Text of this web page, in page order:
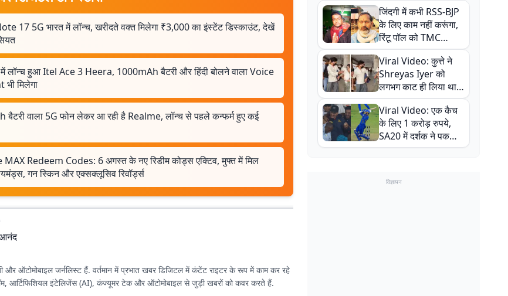
17 5G भारत में लॉन्च, खरीदते वक्त मिलेगा ₹3,000 का इंस्टेंट डिस्काउंट, देखें
लॉन्च हुआ Itel Ace 3 Heera, 1000mAh बैटरी और हिंदी बोलने वाला Voice
मिलेगा
बैटरी वाला 5G फोन लेकर आ रही है Realme, लॉन्च से पहले कन्फर्म हुए कई
MAX Redeem Codes: 6 अगस्त के नए रिडीम कोड्स एक्टिव, मुफ्त में मिल
गन स्किन और एक्सक्लूसिव रिवॉर्ड्स
ऑटोमोबाइल जर्नलिस्ट हैं. वर्तमान में प्रभात खबर डिजिटल में कंटेंट राइटर के रूप में काम कर रहे
आर्टिफिशियल इंटेलिजेंस (AI), कंज्यूमर टेक और ऑटोमोबाइल से जुड़ी खबरों को कवर करते हैं.
कान
जिंदगी में कभी RSS-BJP
के लिए काम नहीं करूंगा,
रिंटू पॉल को TMC
ऑफिस में ले जाकर पीटा,
Video वायरल
Viral Video: कुत्ते ने
Shreyas Iyer को
लगभग काट ही लिया था,
न्यूजीलैंड सीरीज से पहले
बाल-बाल बचे
Viral Video: एक कैच
के लिए 1 करोड़ रुपये,
SA20 में दर्शक ने पकड़ा
एक हाथ से गजब का कैच
विज्ञापन